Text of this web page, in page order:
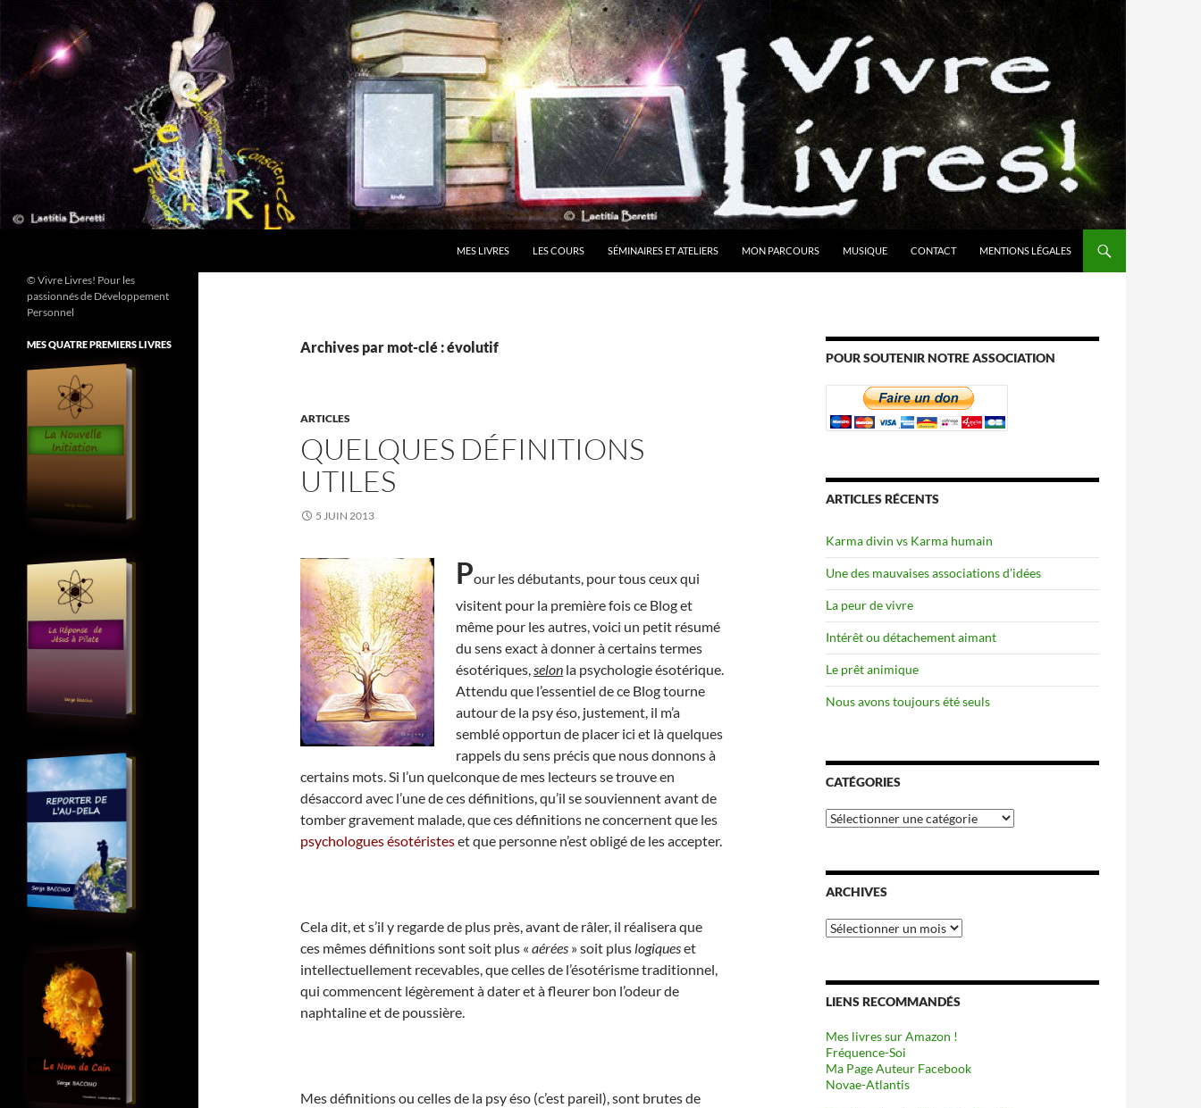
contenu
MES LIVRES LES COURS SÉMINAIRES ET ATELIERS MON PARCOURS MUSIQUE CONTACT MENTIONS LÉGALES
Archives par mot-clé : évolutif
ARTICLES
QUELQUES DÉFINITIONS
UTILES
5 JUIN 2013
Pour les débutants, pour tous ceux qui
visitent pour la première fois ce Blog et
même pour les autres, voici un petit résumé
du sens exact à donner à certains termes
ésotériques,selon la psychologie ésotérique.
Attendu que l’essentiel de ce Blog tourne
autour de la psy éso, justement, il m’a
semblé opportun de placer ici et là quelques
rappels du sens précis que nous donnons à
certains mots. Si l’un quelconque de mes lecteurs se trouve en
désaccord avec l’une de ces définitions, qu’il se souviennent avant de
tomber gravement malade, que ces définitions ne concernent que les
psychologues ésotéristeset que personne n’est obligé de les accepter.
Cela dit, et s’il y regarde de plus près, avant de râler, il réalisera que
ces mêmes définitions sont soit plus « aérées » soit plus logiqueset
intellectuellement recevables, que celles de l’ésotérisme traditionnel,
qui commencent légèrement à dater et à fleurer bon l’odeur de
naphtaline et de poussière.
Mes définitions ou celles de la psy éso (c’est pareil), sont brutes de
POUR SOUTENIR NOTRE ASSOCIATION
ARTICLES RÉCENTS
Karma divin vs Karma humain
Une des mauvaises associations d’idées
La peur de vivre
Intérêt ou détachement aimant
Le prêt animique
Nous avons toujours été seuls
CATÉGORIES
Catégories
ARCHIVES
Archives
LIENS RECOMMANDÉS
Mes livres sur Amazon !
Fréquence-Soi
Ma Page Auteur Facebook
Novae-Atlantis
© Vivre Livres! Pour les
passionnés de Développement
Personnel
MES QUATRE PREMIERS LIVRES